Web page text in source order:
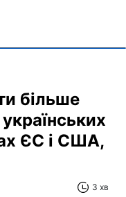
більше
ЄС і США,
3 хв